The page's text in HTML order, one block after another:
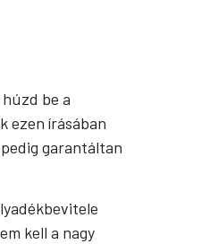
be a
ezen írásában
garantáltan
kell a nagy